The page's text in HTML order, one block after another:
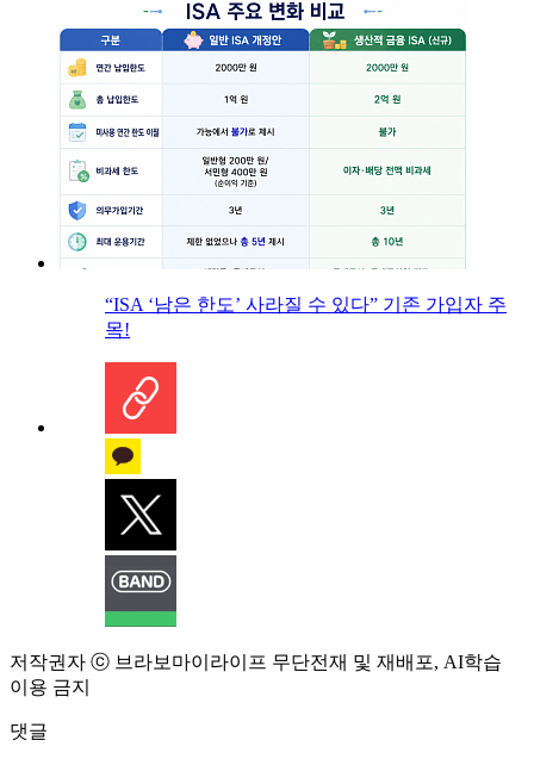
“ISA ‘남은 한도’ 사라질 수 있다” 기존 가입자 주
목!
저작권자 ⓒ 브라보마이라이프 무단전재 및 재배포, AI학습
이용 금지
댓글